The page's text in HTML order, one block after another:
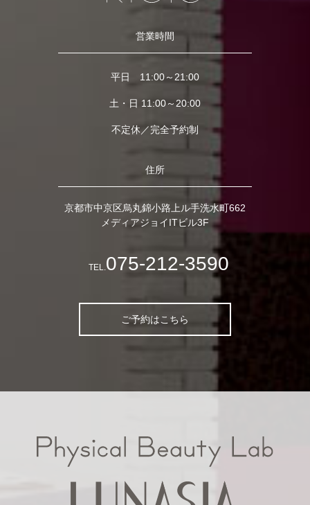
営業時間
平日 11:00～21:00
土・日 11:00～20:00
不定休／完全予約制
住所
京都市中京区烏丸錦小路上ル手洗水町662
メディアジョイITビル3F
TEL.075-212-3590
ご予約はこちら